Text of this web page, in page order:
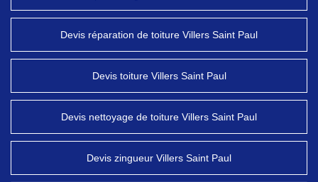
Devis réparation de toiture Villers Saint Paul
Devis toiture Villers Saint Paul
Devis nettoyage de toiture Villers Saint Paul
Devis zingueur Villers Saint Paul